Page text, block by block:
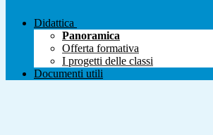
Didattica
Panoramica
Offerta formativa
I progetti delle classi
Documenti utili